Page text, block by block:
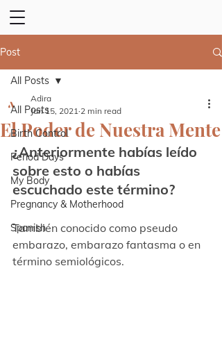
Post
All Posts
Birth Control
Period Days
My Body
Pregnancy & Motherhood
Spanish
All Posts
El Poder de Nuestra Mente
Adira
Jan 15, 2021 2 min read
¿Anteriormente habías leído
sobre esto o habías
escuchado este término?
También conocido como pseudo
embarazo, embarazo fantasma o en
término semiológicos.